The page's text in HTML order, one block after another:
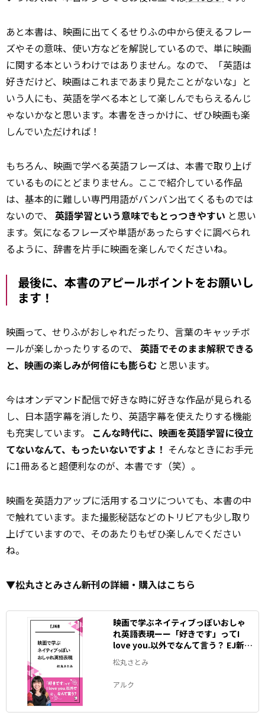
あと本書は、映画に出てくるせりふの中から使えるフレー
ズやその意味、使い方などを解説しているので、単に映画
に関する本というわけではありません。なので、「英語は
好きだけど、映画はこれまであまり見たことがないな」と
いう人にも、英語を学べる本として楽しんでもらえるんじ
ゃないかなと思います。本書をきっかけに、ぜひ映画も楽
しんでいただければ！
もちろん、映画で学べる英語フレーズは、本書で取り上げ
ているものにとどまりません。ここで紹介している作品
は、基本的に難しい専門用語がバンバン出てくるものでは
ないので、 英語学習という意味でもとっつきやすい と思い
ます。気になるフレーズや単語があったらすぐに調べられ
るように、辞書を片手に映画を楽しんでくださいね。
――最後に、本書のアピールポイントをお願いし
ます！
映画って、せりふがおしゃれだったり、言葉のキャッチボ
ールが楽しかったりするので、 英語でそのまま解釈できる
と、映画の楽しみが何倍にも膨らむ と思います。
今はオンデマンド配信で好きな時に好きな作品が見られる
し、日本語字幕を消したり、英語字幕を使えたりする機能
も充実しています。 こんな時代に、映画を英語学習に役立
てないなんて、もったいないですよ！ そんなときにお手元
に1冊あると超便利なのが、本書です（笑）。
映画を英語力アップに活用するコツについても、本書の中
で触れています。また撮影秘話などのトリビアも少し取り
上げていますので、そのあたりもぜひ楽しんでください
ね。
▼松丸さとみさん新刊の詳細・購入はこちら
映画で学ぶネイティブっぽいおしゃ
れ英語表現ーー「好きです」ってI
love you.以外でなんて言う？ EJ新書
(アルク ソクデジBOOKS)
松丸さとみ
アルク